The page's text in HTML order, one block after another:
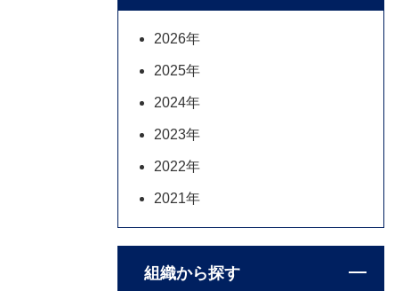
2026年
2025年
2024年
2023年
2022年
2021年
組織から探す